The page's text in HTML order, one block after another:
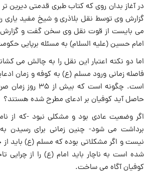
در آغاز بدان روی که کتاب طبری قدمتی دیرین تر
گزارش وی توسط نقل بلاذری و شیخ مفید یاری
می بایست از قوت نقل وی سخن گفت و گزارش
امام حسین (علیه السلام) به مسئله برپایی
اما دو نکته اعتبار این نقل را به چالش می
فاصله زمانی ورود مسلم (ع) به کوفه و زمان
است. چگونه است که
حاصل آید کوفیان بر ادعای مطرح شده هستند؟
اگر وضعیت عادی بود و مشکلی نبود -که از
برداشت می شود- چنین زمانی برای رسیدن
نیست و اگر مشکلاتی بوده که مسلم (ع) باید از
شده است به ناچار باید امام (ع) را از چرایی
کوفیان آگاه می ساخت.